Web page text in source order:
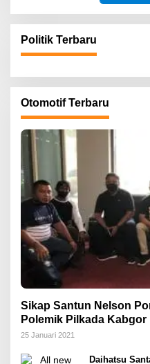
Politik Terbaru
Otomotif Terbaru
Sikap Santun Nelson
Polemik Pilkada Kabgor
25 Januari 2021
Daihatsu